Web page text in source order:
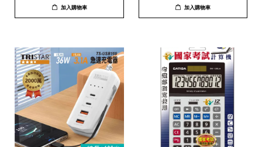
加入購物車 加入購物車